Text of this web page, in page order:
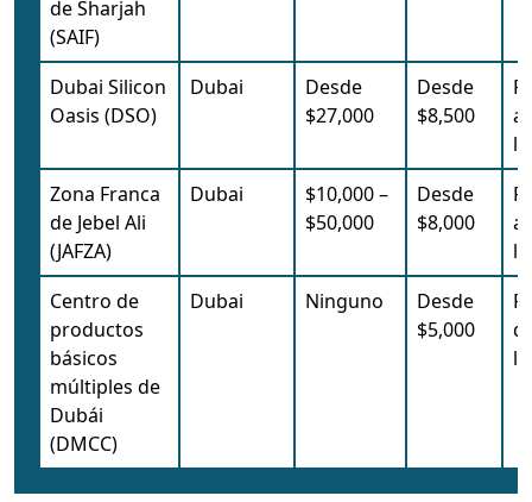
de Sharjah
(SAIF)
Dubai Silicon
Oasis (DSO)
Dubai
Desde
$27,000
Desde
$8,500
Zona Franca
de Jebel Ali
(JAFZA)
Dubai
$10,000 –
$50,000
Desde
$8,000
Centro de
productos
básicos
múltiples de
Dubái
(DMCC)
Dubai Ninguno
Desde
$5,000